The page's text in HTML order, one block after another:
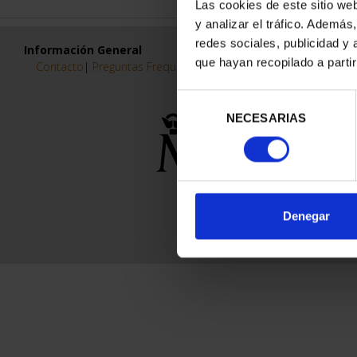
Las cookies de este sitio
y analizar el tráfico.
redes sociales, publicidad y
que hayan recopilado a
de
consentimiento
NECESARIAS
Denegar
Información General
Contacto | Preguntas Frequentes (FAQs)|Aviso Legal|